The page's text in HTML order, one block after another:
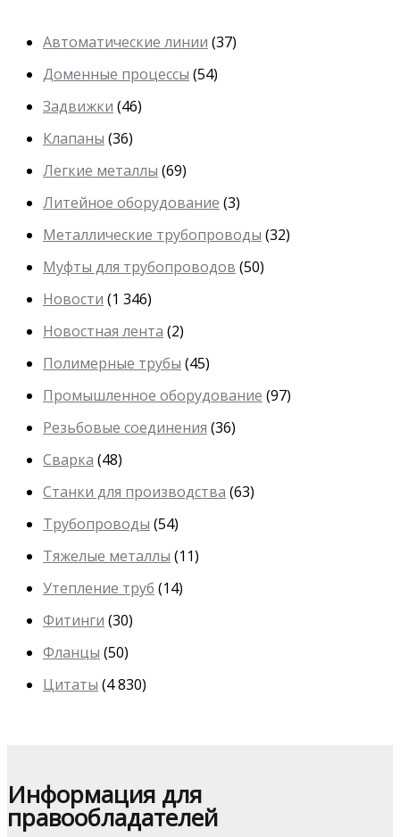
Автоматические линии (37)
Доменные процессы (54)
Задвижки (46)
Клапаны (36)
Легкие металлы (69)
Литейное оборудование (3)
Металлические трубопроводы (32)
Муфты для трубопроводов (50)
Новости (1 346)
Новостная лента (2)
Полимерные трубы (45)
Промышленное оборудование (97)
Резьбовые соединения (36)
Сварка (48)
Станки для производства (63)
Трубопроводы (54)
Тяжелые металлы (11)
Утепление труб (14)
Фитинги (30)
Фланцы (50)
Цитаты (4 830)
Информация для
правообладателей